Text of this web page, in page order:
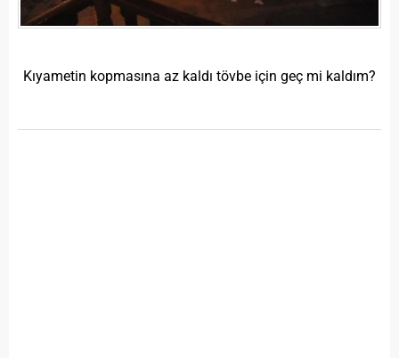
Kıyametin kopmasına az kaldı tövbe için geç mi kaldım?